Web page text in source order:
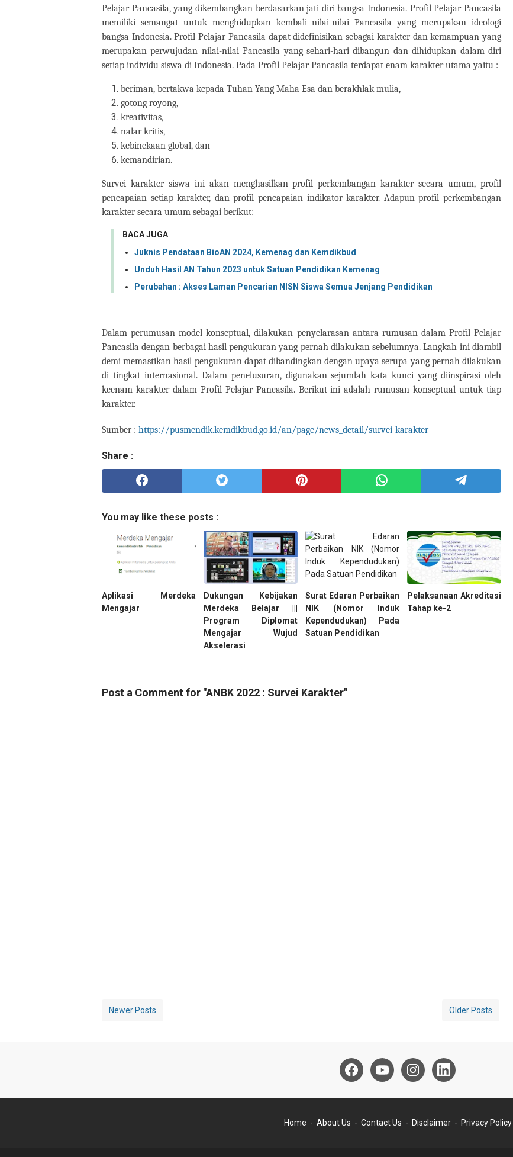
Pelajar Pancasila, yang dikembangkan berdasarkan jati diri bangsa Indonesia. Profil Pelajar Pancasila
memiliki semangat untuk menghidupkan kembali nilai-nilai Pancasila yang merupakan ideologi
bangsa Indonesia. Profil Pelajar Pancasila dapat didefinisikan sebagai karakter dan kemampuan yang
merupakan perwujudan nilai-nilai Pancasila yang sehari-hari dibangun dan dihidupkan dalam diri
setiap individu siswa di Indonesia. Pada Profil Pelajar Pancasila terdapat enam karakter utama yaitu :
beriman, bertakwa kepada Tuhan Yang Maha Esa dan berakhlak mulia,
gotong royong,
kreativitas,
nalar kritis,
kebinekaan global, dan
kemandirian.
Survei karakter siswa ini akan menghasilkan profil perkembangan karakter secara umum, profil
pencapaian setiap karakter, dan profil pencapaian indikator karakter. Adapun profil perkembangan
karakter secara umum sebagai berikut:
BACA JUGA
Juknis Pendataan BioAN 2024, Kemenag dan Kemdikbud
Unduh Hasil AN Tahun 2023 untuk Satuan Pendidikan Kemenag
Perubahan : Akses Laman Pencarian NISN Siswa Semua Jenjang Pendidikan
Dalam perumusan model konseptual, dilakukan penyelarasan antara rumusan dalam Profil Pelajar
Pancasila dengan berbagai hasil pengukuran yang pernah dilakukan sebelumnya. Langkah ini diambil
demi memastikan hasil pengukuran dapat dibandingkan dengan upaya serupa yang pernah dilakukan
di tingkat internasional. Dalam penelusuran, digunakan sejumlah kata kunci yang diinspirasi oleh
keenam karakter dalam Profil Pelajar Pancasila. Berikut ini adalah rumusan konseptual untuk tiap
karakter.
Sumber : https://pusmendik.kemdikbud.go.id/an/page/news_detail/survei-karakter
Share :
You may like these posts :
Aplikasi Merdeka
Mengajar
Dukungan Kebijakan
Merdeka Belajar |||
Program Diplomat
Mengajar Wujud
Akselerasi
Surat Edaran Perbaikan
NIK (Nomor Induk
Kependudukan) Pada
Satuan Pendidikan
Pelaksanaan Akreditasi
Tahap ke-2
Post a Comment for "ANBK 2022 : Survei Karakter"
Newer Posts Older Posts
Home About Us Contact Us Disclaimer Privacy Policy